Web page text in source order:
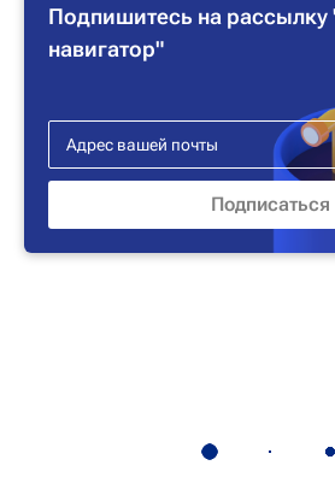
Подпишитесь на
навигатор"